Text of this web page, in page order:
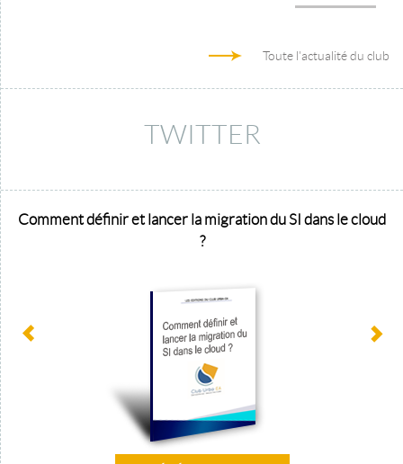
Toute l'actualité du club
TWITTER
Comment définir et lancer la migration du SI dans le cloud
?